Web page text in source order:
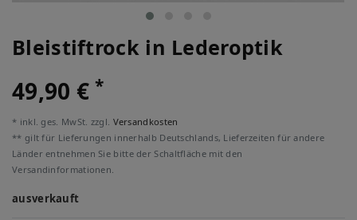
Bleistiftrock in Lederoptik
49,90 €*
* inkl. ges. MwSt. zzgl. Versandkosten
** gilt für Lieferungen innerhalb Deutschlands, Lieferzeiten für andere
Länder entnehmen Sie bitte der Schaltfläche mit den
Versandinformationen.
ausverkauft